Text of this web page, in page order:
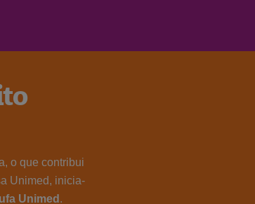
o que contribui
Unimed, inicia-
Unimed .